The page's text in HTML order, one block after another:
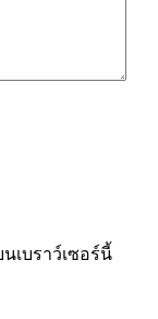
เบราว์เซอร์นี้